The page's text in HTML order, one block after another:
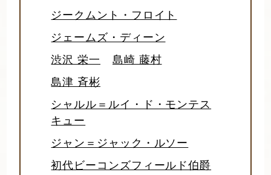
ジークムント・フロイト
ジェームズ・ディーン
渋沢 栄一
島崎 藤村
島津 斉彬
シャルル＝ルイ・ド・モンテス
キュー
ジャン＝ジャック・ルソー
初代ビーコンズフィールド伯爵